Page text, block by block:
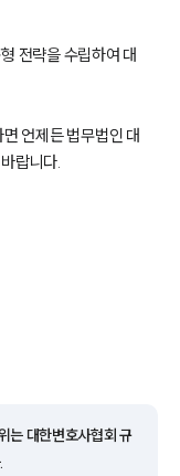
전략을 수립하여 대
언제든 법무법인 대
랍니다.
는 대한변호사협회 규